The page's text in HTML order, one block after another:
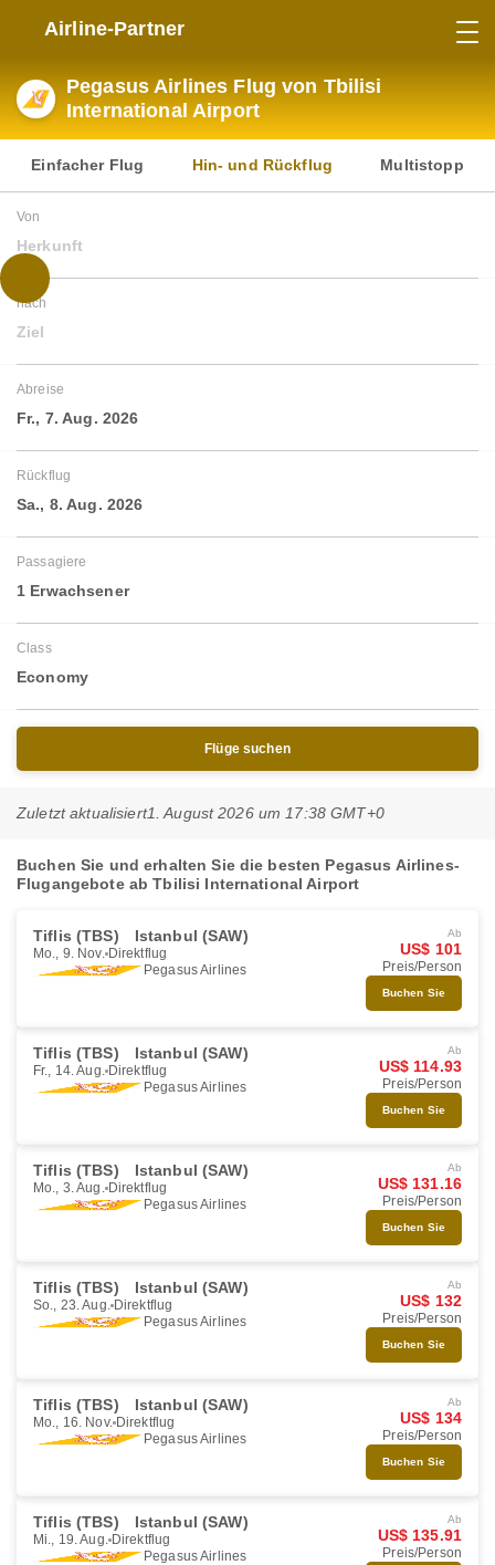
Airline-Partner
Pegasus Airlines Flug von Tbilisi
International Airport
Einfacher Flug Hin- und Rückflug Multistopp
Von
Herkunft
nach
Ziel
Abreise
Fr., 7. Aug. 2026
Rückflug
Sa., 8. Aug. 2026
Passagiere
1 Erwachsener
Class
Economy
Flüge suchen
Zuletzt aktualisiert1. August 2026 um 17:38 GMT+0
Buchen Sie und erhalten Sie die besten Pegasus Airlines-
Flugangebote ab Tbilisi International Airport
Tiflis (TBS) Istanbul (SAW)
Mo., 9. Nov. Direktflug
Pegasus Airlines
Ab
US$ 101
Preis/Person
Buchen Sie
Tiflis (TBS) Istanbul (SAW)
Fr., 14. Aug. Direktflug
Pegasus Airlines
Ab
US$ 114.93
Preis/Person
Buchen Sie
Tiflis (TBS) Istanbul (SAW)
Mo., 3. Aug. Direktflug
Pegasus Airlines
Ab
US$ 131.16
Preis/Person
Buchen Sie
Tiflis (TBS) Istanbul (SAW)
So., 23. Aug. Direktflug
Pegasus Airlines
Ab
US$ 132
Preis/Person
Buchen Sie
Tiflis (TBS) Istanbul (SAW)
Mo., 16. Nov. Direktflug
Pegasus Airlines
Ab
US$ 134
Preis/Person
Buchen Sie
Tiflis (TBS) Istanbul (SAW)
Mi., 19. Aug. Direktflug
Pegasus Airlines
Ab
US$ 135.91
Preis/Person